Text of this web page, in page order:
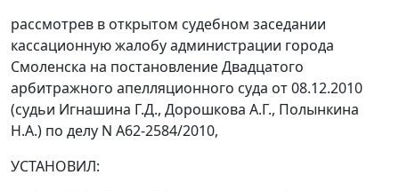
рассмотрев в открытом судебном заседании
кассационную жалобу администрации города
Смоленска на постановлениеДвадцатого
арбитражного апелляционного суда от 08.12.2010
(судьи Игнашина Г.Д., Дорошкова А.Г., Полынкина
Н.А.) по делу N А62-2584/2010,
УСТАНОВИЛ: